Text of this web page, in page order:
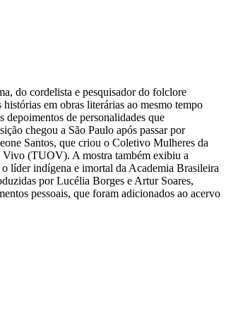
do cordelista e pesquisador do folclore
em obras literárias ao mesmo tempo
depoimentos de personalidades que
chegou a São Paulo após passar por
Santos, que criou o Coletivo Mulheres da
Vivo (TUOV). A mostra também exibiu a
líder indígena e imortal da Academia Brasileira
por Lucélia Borges e Artur Soares,
pessoais, que foram adicionados ao acervo